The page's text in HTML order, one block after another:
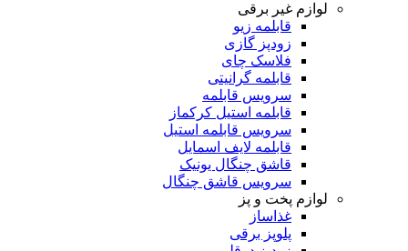
لوازم غیر برقی
قابلمه زیو
زودپز گازی
فلاسک چای
قابلمه گرانیتی
سرویس قابلمه
قابلمه استیل کرکماز
سرویس قابلمه استیل
قابلمه لایف اسمایل
قاشق چنگال یونیک
سرویس قاشق چنگال
لوازم پخت و پز
غذاساز
پلوپز برقی